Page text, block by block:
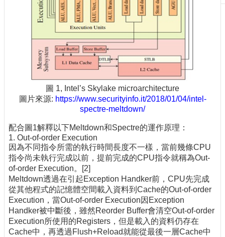
產
業
專
欄
圖 1, Intel’s Skylake microarchitecture
圖片來源: https://www.securityinfo.it/2018/01/04/intel-
spectre-meltdown/
配合圖1解釋以下Meltdown和Spectre的運作原理：
1. Out-of-order Execution
因為不同指令所需的執行時間長度不一樣，當前幾條CPU
指令尚未執行完成以前，提前完成的CPU指令就稱為Out-
of-order Execution。[2]
Meltdown透過在引起Exception Handker前，CPU先完成
從其他程式的記憶體空間載入資料到Cache的Out-of-order
Execution，當Out-of-order Execution因Exception
Handker被中斷後，雖然Reorder Buffer會清空Out-of-order
Execution所使用的Registers，但是載入的資料仍存在
Cache中，再透過Flush+Reload就能從最後一層Cache中